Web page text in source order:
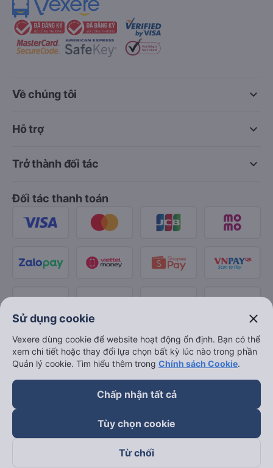
keyboard_arrow_down
Về chúng tôi
keyboard_arrow_down
Hỗ trợ
keyboard_arrow_down
Trở thành đối tác
Đối tác thanh toán
Sử dụng cookie close
Vexere dùng cookie để website hoạt động ổn định. Bạn có thể
xem chi tiết hoặc thay đổi lựa chọn bất kỳ lúc nào trong phần
Quản lý cookie. Tìm hiểu thêm trong Chính sách Cookie.
Chấp nhận tất cả
Tùy chọn cookie
Từ chối